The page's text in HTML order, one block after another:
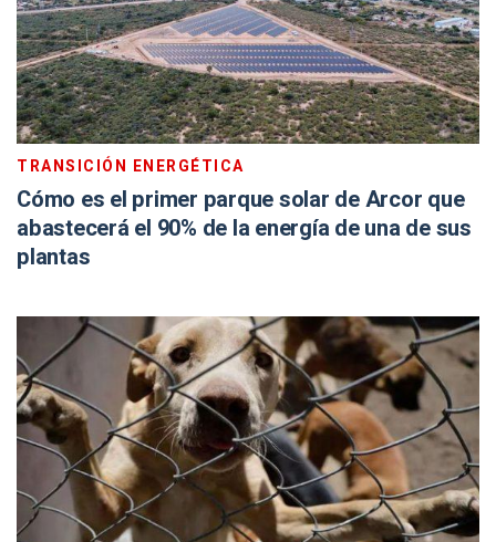
TRANSICIÓN ENERGÉTICA
Cómo es el primer parque solar de Arcor que
abastecerá el 90% de la energía de una de sus
plantas